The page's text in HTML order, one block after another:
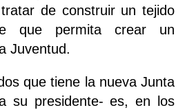
de construir un tejido
que permita crear un
Juventud.
que tiene la nueva Junta
su presidente- es, en los